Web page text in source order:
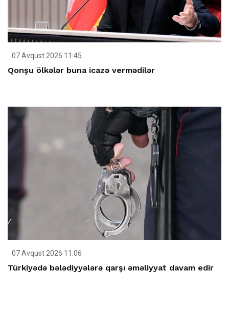
07 Avqust 2026 11:45
Qonşu ölkələr buna icazə vermədilər
07 Avqust 2026 11:06
Türkiyədə bələdiyyələrə qarşı əməliyyat davam edir